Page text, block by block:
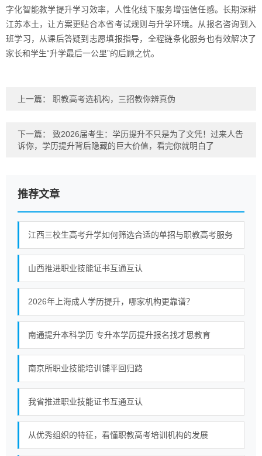
字化智能教学提升学习效率，人性化线下服务增强信任感。长期深耕
江苏本土，让方案更贴合本省考试规则与升学环境。从报名咨询到入
班学习，从课后答疑到志愿填报指导，全程链条化服务也有效解决了
家长和学生“升学最后一公里”的后顾之忧。
上一篇： 职教高考选机构，三招教你辨真伪
下一篇： 致2026届考生：学历提升不只是为了文凭！过来人告
诉你，学历提升背后隐藏的巨大价值，看完你就明白了
推荐文章
江西三校生高考升学如何筛选合适的单招与职教高考服务
山西推进职业技能证书互通互认
2026年上海成人学历提升，哪家机构更靠谱？
南通提升本科学历 专升本学历提升报名找才思教育
南京所职业技能培训铺平回归路
我省推进职业技能证书互通互认
从优秀组织的特征，看懂职教高考培训机构的发展